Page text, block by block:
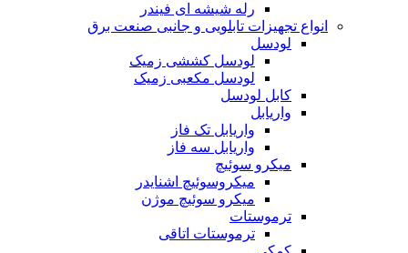
رله شیشه ای فیندر
انواع تجهیزات تابلویی و جانبی صنعت برق
لودسل
لودسل کششی زمیک
لودسل مکعبی زمیک
کابل لودسل
واریابل
واریابل تک فاز
واریابل سه فاز
میکرو سوئیچ
میکروسوئیچ اشنایدر
میکرو سوئیچ موژن
ترموستات
ترموستات اتاقی